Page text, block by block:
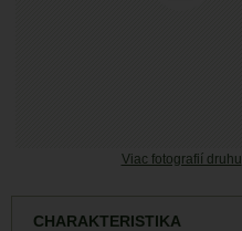
Viac fotografií druhu
CHARAKTERISTIKA